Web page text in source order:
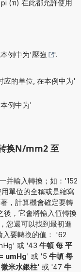
(π) 在此都允許使用
例中为'壓強
'.
应的单位, 在本例中为'
例中为'
换N/mm2 至
并輸入轉換；如：'152
單位的全稱或是縮寫
，計算機會確定要轉
後，它會將輸入值轉換
您還可以找到最初進
入要轉換的值： '62
或 '43 牛頓 每 平
umHg' 或 '5 牛頓 每
米水銀柱' 或 '47 牛